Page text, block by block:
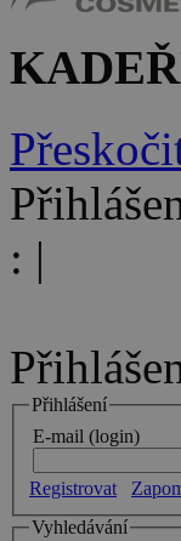
: |
Přihlášení
E-mail (login)
Registrovat
Vyhledávání